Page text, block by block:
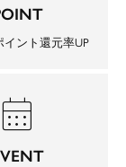
イント還元率UP
calendar_month